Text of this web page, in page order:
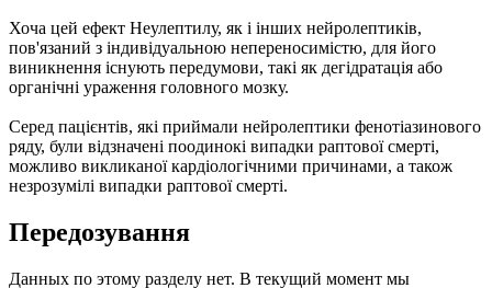
Хоча цей ефект Неулептилу, як і інших нейролептиків,
пов'язаний з індивідуальною непереносимістю, для його
виникнення існують передумови, такі як дегідратація або
органічні ураження головного мозку.
Серед пацієнтів, які приймали нейролептики фенотіазинового
ряду, були відзначені поодинокі випадки раптової смерті,
можливо викликаної кардіологічними причинами, а також
незрозумілі випадки раптової смерті.
Передозування
Данных по этому разделу нет. В текущий момент мы